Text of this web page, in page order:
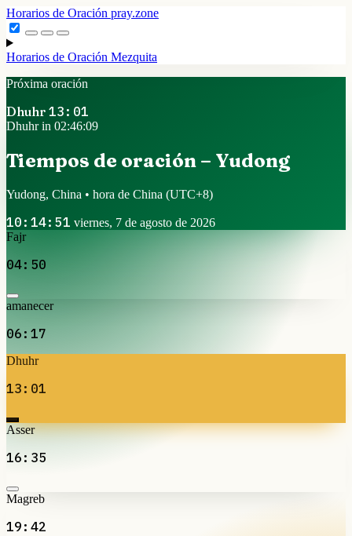
Horarios de Oración pray.zone
Horarios de Oración Mezquita
Próxima oración
Dhuhr 13:01
Dhuhr in 02:46:09
Tiempos de oración – Yudong
Yudong, China • hora de China (UTC+8)
10:14:51 viernes, 7 de agosto de 2026
Fajr
04:50
amanecer
06:17
Dhuhr
13:01
Asser
16:35
Magreb
19:42